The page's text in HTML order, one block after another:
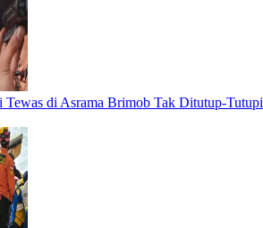
Tewas di Asrama Brimob Tak Ditutup-Tutupi